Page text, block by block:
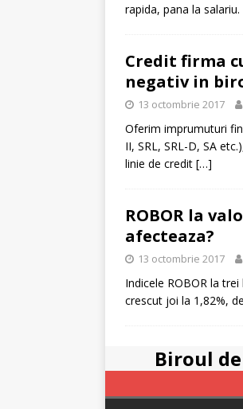
rapida, pana la salariu.
Credit firma
negativ in
13 octombrie 2017
Oferim imprumuturi
II, SRL, SRL-D, SA
linie de credit […]
ROBOR la
afecteaza?
13 octombrie 2017
Indicele ROBOR la
crescut joi la 1,82%,
Biroul